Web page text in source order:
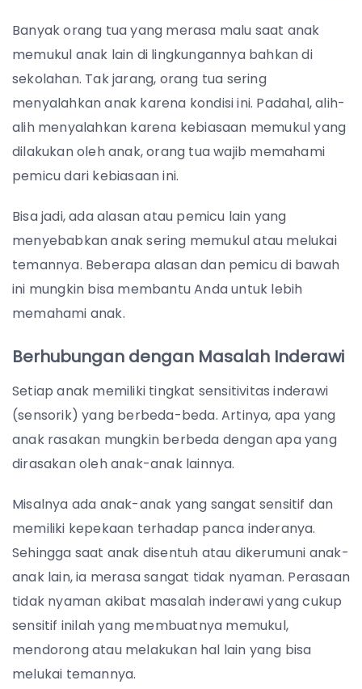
Banyak orang tua yang merasa malu saat anak
memukul anak lain di lingkungannya bahkan di
sekolahan. Tak jarang, orang tua sering
menyalahkan anak karena kondisi ini. Padahal, alih-
alih menyalahkan karena kebiasaan memukul yang
dilakukan oleh anak, orang tua wajib memahami
pemicu dari kebiasaan ini.
Bisa jadi, ada alasan atau pemicu lain yang
menyebabkan anak sering memukul atau melukai
temannya. Beberapa alasan dan pemicu di bawah
ini mungkin bisa membantu Anda untuk lebih
memahami anak.
Berhubungan dengan Masalah Inderawi
Setiap anak memiliki tingkat sensitivitas inderawi
(sensorik) yang berbeda-beda. Artinya, apa yang
anak rasakan mungkin berbeda dengan apa yang
dirasakan oleh anak-anak lainnya.
Misalnya ada anak-anak yang sangat sensitif dan
memiliki kepekaan terhadap panca inderanya.
Sehingga saat anak disentuh atau dikerumuni anak-
anak lain, ia merasa sangat tidak nyaman. Perasaan
tidak nyaman akibat masalah inderawi yang cukup
sensitif inilah yang membuatnya memukul,
mendorong atau melakukan hal lain yang bisa
melukai temannya.